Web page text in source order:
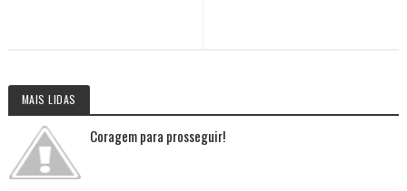
MAIS LIDAS
Coragem para prosseguir!